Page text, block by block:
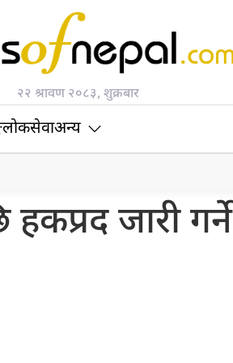
२२ श्रावण २०८३, शुक्रबार
लोकसेवाअन्य
जारी गर्ने